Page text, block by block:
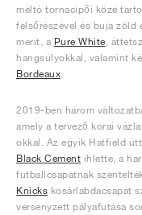
méltó tornacipői közé
felsőrészével és buja zöld
merít, a Pure White ,
hangsúlyokkal, valamint
Bordeaux
2019-ben három
amely a tervező korai
okkal. Az egyik Hatfield
Black Cement ihlette, a
futballcsapatnak
Knicks kosárlabdacsapat
versenyzett pályafutása